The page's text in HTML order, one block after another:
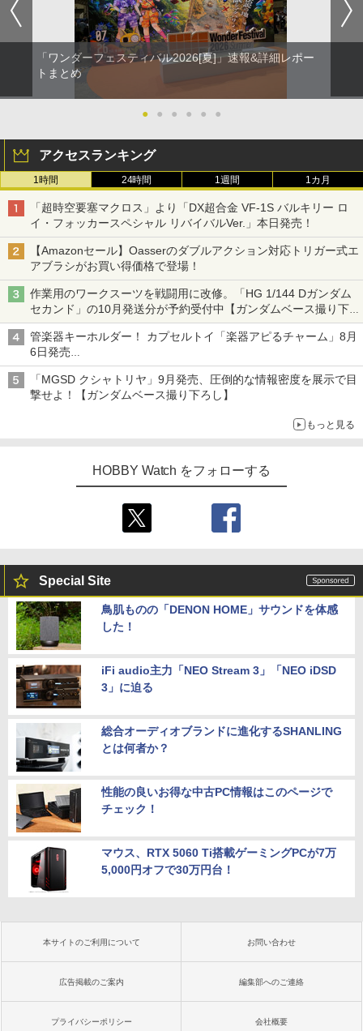
「ワンダーフェスティバル2026[夏]」速報&詳細レポー
トまとめ
● ● ● ● ● ●
アクセスランキング
1時間 24時間 1週間 1カ月
「超時空要塞マクロス」より「DX超合金 VF-1S バルキリー ロ
イ・フォッカースペシャル リバイバルVer.」本日発売！
【Amazonセール】Oasserのダブルアクション対応トリガー式エ
アブラシがお買い得価格で登場！
作業用のワークスーツを戦闘用に改修。「HG 1/144 Dガンダム
セカンド」の10月発送分が予約受付中【ガンダムベース撮り下
ろし】
管楽器キーホルダー！ カプセルトイ「楽器アピるチャーム」8月
6日発売
チューバ、テナサクなど5種各3色
「MGSD クシャトリヤ」9月発売、圧倒的な情報密度を展示で目
撃せよ！【ガンダムベース撮り下ろし】
もっと見る
HOBBY Watch をフォローする
Special Site
鳥肌ものの「DENON HOME」サウンドを体感
した！
iFi audio主力「NEO Stream 3」「NEO iDSD
3」に迫る
総合オーディオブランドに進化するSHANLING
とは何者か？
性能の良いお得な中古PC情報はこのページで
チェック！
マウス、RTX 5060 Ti搭載ゲーミングPCが7万
5,000円オフで30万円台！
本サイトのご利用について お問い合わせ
広告掲載のご案内 編集部へのご連絡
プライバシーポリシー 会社概要